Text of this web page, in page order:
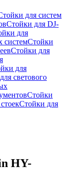
для систем
Стойки для DJ-
для
системСтойки
Стойки для
для
светового
Стойки
Стойки для
HY-